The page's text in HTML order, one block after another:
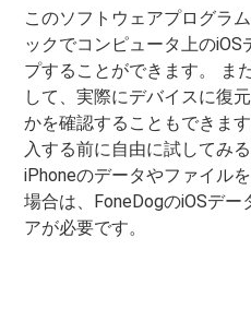
このソフトウェアプログラ
ックでコンピュータ上の
プすることができます。 ま
して、実際にデバイスに復
かを確認することもできま
入する前に自由に試してみ
iPhoneのデータやファイル
場合は、FoneDogのiOSデー
アが必要です。